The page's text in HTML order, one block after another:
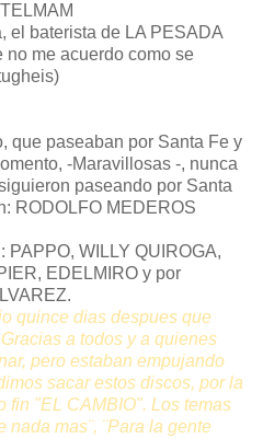
el baterista de LA PESADA
no me acuerdo como se
que paseaban por Santa Fe y
-Maravillosas -, nunca
paseando por Santa
RODOLFO MEDEROS
PAPPO, WILLY QUIROGA,
EDELMIRO y por
quince dias despues que
a todos y a quienes
pero estaban empujando
sacar estos discos, por la
fin "EL CAMBIO". Los temas
nada mas¨, ¨Para la gente